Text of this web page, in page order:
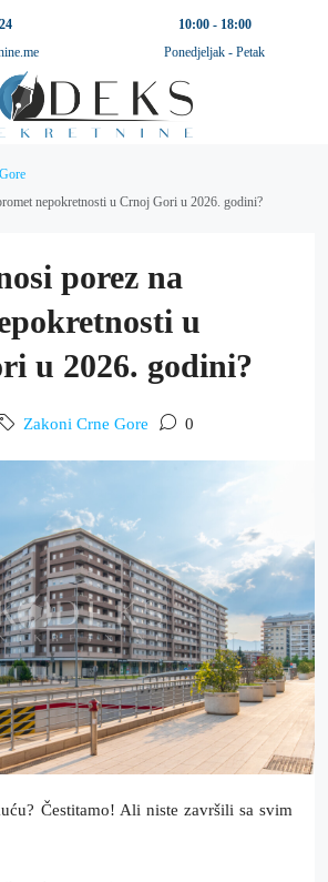
10:00 - 18:00
Ponedjeljak - Petak
nepokretnosti u Crnoj Gori u 2026. godini?
porez na
u
u 2026. godini?
Zakoni Crne Gore 0
Čestitamo! Ali niste završili sa svim